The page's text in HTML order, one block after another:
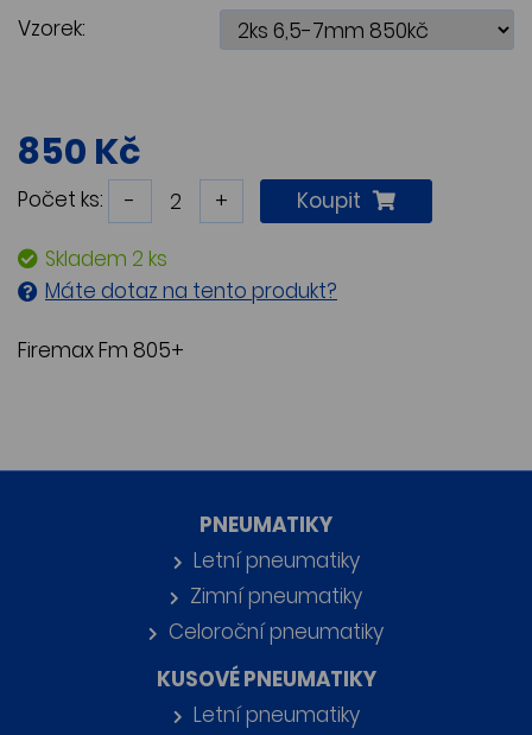
Vzorek:
850 Kč
Počet ks: - + Koupit
Skladem 2 ks
Máte dotaz na tento produkt?
Firemax Fm 805+
PNEUMATIKY
Letní pneumatiky
Zimní pneumatiky
Celoroční pneumatiky
KUSOVÉ PNEUMATIKY
Letní pneumatiky